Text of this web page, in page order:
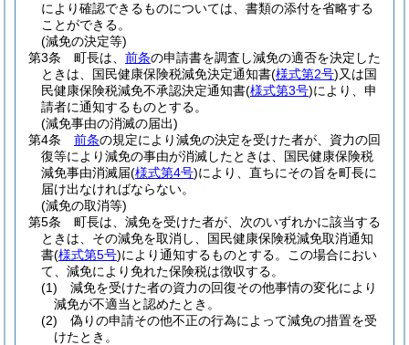
により確認できるものについては、書類の添付を省略する
ことができる。
(減免の決定等)
第3条
町長は、 前条の申請書を調査し減免の適否を決定した
ときは、国民健康保険税減免決定通知書(様式第2号)又は国
民健康保険税減免不承認決定通知書(様式第3号)により、申
請者に通知するものとする。
(減免事由の消滅の届出)
第4条
前条の規定により減免の決定を受けた者が、資力の回
復等により減免の事由が消滅したときは、国民健康保険税
減免事由消滅届(様式第4号)により、直ちにその旨を町長に
届け出なければならない。
(減免の取消等)
第5条
町長は、減免を受けた者が、次のいずれかに該当する
ときは、その減免を取消し、国民健康保険税減免取消通知
書(様式第5号)により通知するものとする。
この場合におい
て、減免により免れた保険税は徴収する。
(1)
減免を受けた者の資力の回復その他事情の変化により
減免が不適当と認めたとき。
(2)
偽りの申請その他不正の行為によって減免の措置を受
けたとき。